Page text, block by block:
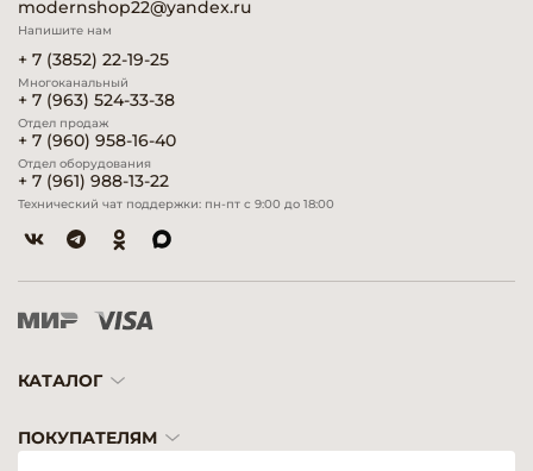
modernshop22@yandex.ru
Напишите нам
+ 7 (3852) 22-19-25
Многоканальный
+ 7 (963) 524-33-38
Отдел продаж
+ 7 (960) 958-16-40
Отдел оборудования
+ 7 (961) 988-13-22
Технический чат поддержки: пн-пт с 9:00 до 18:00
КАТАЛОГ
ПОКУПАТЕЛЯМ